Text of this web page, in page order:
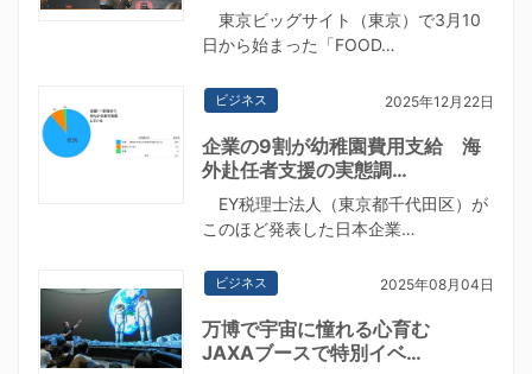
東京ビッグサイト（東京）で3月10
日から始まった「FOOD…
ビジネス 2025年12月22日
企業の9割が幼稚園費用支給 海
外赴任者支援の実態調…
EY税理士法人（東京都千代田区）が
このほど発表した日本企業…
ビジネス 2025年08月04日
万博で宇宙に憧れる心育む
JAXAブースで特別イベ…